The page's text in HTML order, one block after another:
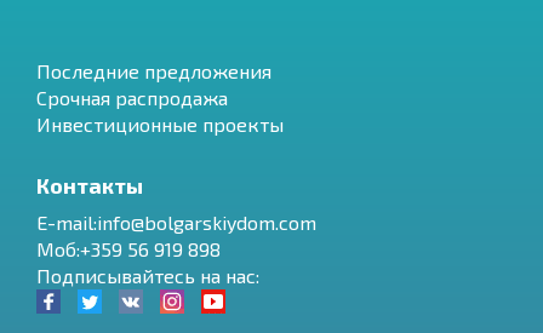
Последние предложения
Срочная распродажа
Инвестиционные проекты
Контакты
E-mail:info@bolgarskiydom.com
Моб:+359 56 919 898
Подписывайтесь на нас: